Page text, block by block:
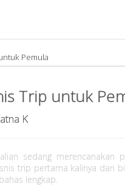
Pemula
Trip untuk
K
sedang merencanakan
trip pertama kalinya dan
lengkap.